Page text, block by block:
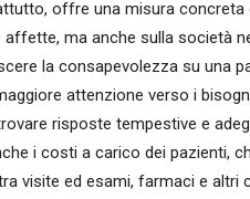
offre una misura concreta
ma anche sulla società
la consapevolezza su una
attenzione verso i
risposte tempestive e
i costi a carico dei pazienti,
visite ed esami, farmaci e